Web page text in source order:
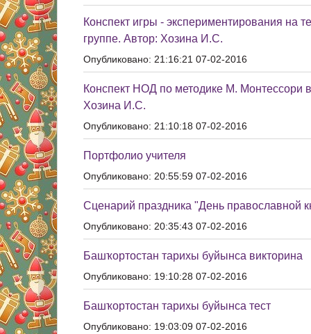
Конспект игры - экспериментирования на
группе. Автор: Хозина И.С.
Опубликовано: 21:16:21 07-02-2016
Конспект НОД по методике М. Монтессори
Хозина И.С.
Опубликовано: 21:10:18 07-02-2016
Портфолио учителя
Опубликовано: 20:55:59 07-02-2016
Сценарий праздника "День православной
Опубликовано: 20:35:43 07-02-2016
Башҡортостан тарихы буйынса викторина
Опубликовано: 19:10:28 07-02-2016
Башҡортостан тарихы буйынса тест
Опубликовано: 19:03:09 07-02-2016